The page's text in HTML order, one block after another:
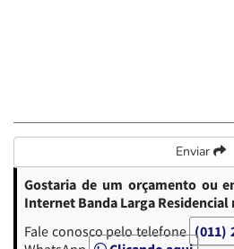
Enviar
Gostaria de um orçamento ou
Internet Banda Larga Residencial
Fale conosco pelo telefone (011)